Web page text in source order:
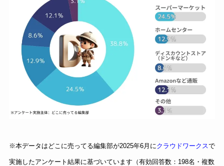
※本データはどこに売ってる編集部が2025年6月にクラウドワークスで
実施したアンケート結果に基づいています（有効回答数：198名・複数